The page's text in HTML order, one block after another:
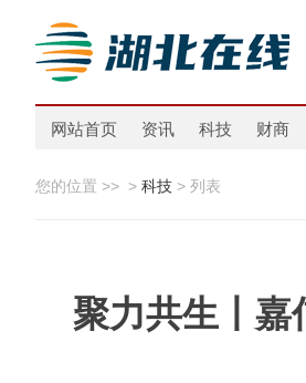
网站首页 资讯 科技 财商
您的位置 >> > 科技 > 列表
聚力共生丨嘉